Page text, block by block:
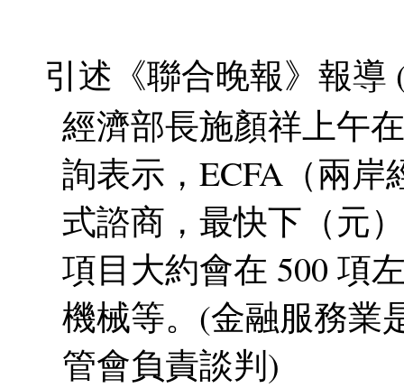
引述《聯合晚報》報導
經濟部長施顏祥上午
詢表示，ECFA（兩
式諮商，最快下（元
項目大約會在 500 項
機械等。(金融服務業
管會負責談判)